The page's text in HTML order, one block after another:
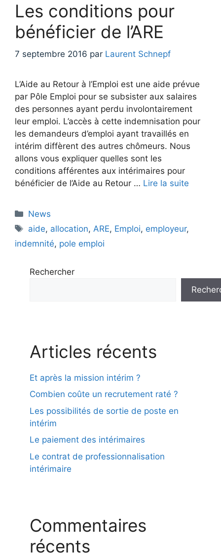
Les conditions pour
bénéficier de l’ARE
7 septembre 2016 par Laurent Schnepf
L’Aide au Retour à l’Emploi est une aide prévue
par Pôle Emploi pour se subsister aux salaires
des personnes ayant perdu involontairement
leur emploi. L’accès à cette indemnisation pour
les demandeurs d’emploi ayant travaillés en
intérim diffèrent des autres chômeurs. Nous
allons vous expliquer quelles sont les
conditions afférentes aux intérimaires pour
bénéficier de l’Aide au Retour … Lire la suite
Catégories
News
Étiquettes
aide, allocation, ARE, Emploi, employeur,
indemnité, pole emploi
Rechercher
Articles récents
Et après la mission intérim ?
Combien coûte un recrutement raté ?
Les possibilités de sortie de poste en
intérim
Le paiement des intérimaires
Le contrat de professionnalisation
intérimaire
Commentaires
récents